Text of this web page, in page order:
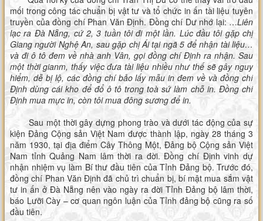
mối trong công tác chuẩn bị vật tư và tổ chức in ấn tài liệu tuyên
truyền của đồng chí Phan Văn Định. Đồng chí Dư nhớ lại: …Liên
lạc ra Đà Nẵng, cứ 2, 3 tuần tôi đi một lần. Lúc đầu tôi gặp chị
Giang người Nghệ An, sau gặp chị Ái tại ngã 5 để nhận tài liệu…
và đi ô tô đem về nhà anh Vân, gọi đồng chí Định ra nhận. Sau
một thời gianm, thấy việc đưa tài liệu nhiều như thế sẽ gây nguy
hiểm, dễ bị lộ, các đồng chí bảo lấy mẫu in đem về và đồng chí
Định dùng cái kho để đổ ô tô trong toà sứ làm chỗ in. Đồng chí
Định mua mực in, còn tôi mua đông sương để in.
Sau một thời gây dựng phong trào và dưới tác động của sự
kiện Đảng Cộng sản Việt Nam được thành lập, ngày 28 tháng 3
năm 1930, tại địa điểm Cây Thông Một, Đảng bộ Cộng sản Việt
Nam tỉnh Quảng Nam lâm thời ra đời. Đồng chí Định vinh dự
nhận nhiệm vụ làm Bí thư đầu tiên của Tỉnh Đảng bộ. Trước đó,
đồng chí Phan Văn Định đã chủ trì chuẩn bị, bí mật mua sắm vật
tư in ấn ở Đà Nẵng nên vào ngày ra đời Tỉnh Đảng bộ lâm thời,
báo Lưỡi Cày – cơ quan ngôn luận của Tỉnh đảng bộ cũng ra số
đầu tiên.